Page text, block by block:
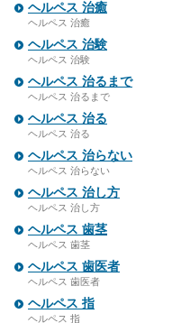
ヘルペス 治癒
ヘルペス 治癒
ヘルペス 治験
ヘルペス 治験
ヘルペス 治るまで
ヘルペス 治るまで
ヘルペス 治る
ヘルペス 治る
ヘルペス 治らない
ヘルペス 治らない
ヘルペス 治し方
ヘルペス 治し方
ヘルペス 歯茎
ヘルペス 歯茎
ヘルペス 歯医者
ヘルペス 歯医者
ヘルペス 指
ヘルペス 指